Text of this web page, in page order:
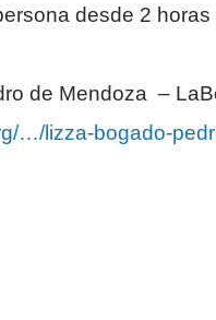
desde 2
de Mendoza –
…/lizza-bogado-